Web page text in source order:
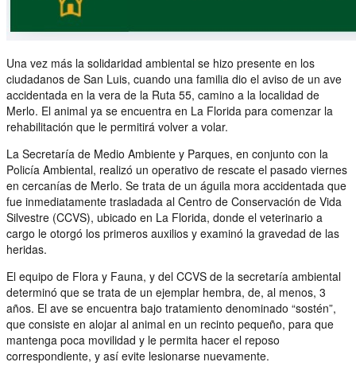
Una vez más la solidaridad ambiental se hizo presente en los
ciudadanos de San Luis, cuando una familia dio el aviso de un ave
accidentada en la vera de la Ruta 55, camino a la localidad de
Merlo. El animal ya se encuentra en La Florida para comenzar la
rehabilitación que le permitirá volver a volar.
La Secretaría de Medio Ambiente y Parques, en conjunto con la
Policía Ambiental, realizó un operativo de rescate el pasado viernes
en cercanías de Merlo. Se trata de un águila mora accidentada que
fue inmediatamente trasladada al Centro de Conservación de Vida
Silvestre (CCVS), ubicado en La Florida, donde el veterinario a
cargo le otorgó los primeros auxilios y examinó la gravedad de las
heridas.
El equipo de Flora y Fauna, y del CCVS de la secretaría ambiental
determinó que se trata de un ejemplar hembra, de, al menos, 3
años. El ave se encuentra bajo tratamiento denominado “sostén”,
que consiste en alojar al animal en un recinto pequeño, para que
mantenga poca movilidad y le permita hacer el reposo
correspondiente, y así evite lesionarse nuevamente.